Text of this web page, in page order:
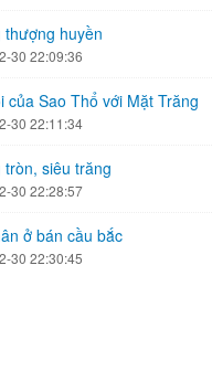
thượng huyền
30 22:09:36
của Sao Thổ với Mặt Trăng
30 22:11:34
tròn, siêu trăng
30 22:28:57
ở bán cầu bắc
30 22:30:45